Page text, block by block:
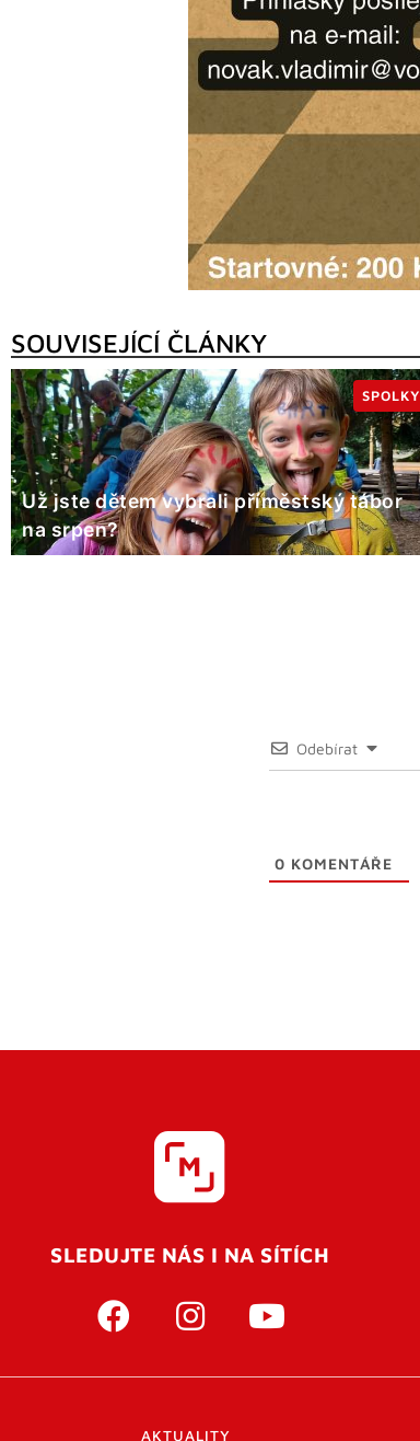
SOUVISEJÍCÍ ČLÁNKY
Už jste dětem vybrali příměstský tábor
na srpen?
SPOLKY
Odebírat
0 KOMENTÁŘE
SLEDUJTE NÁS I NA SÍTÍCH
AKTUALITY